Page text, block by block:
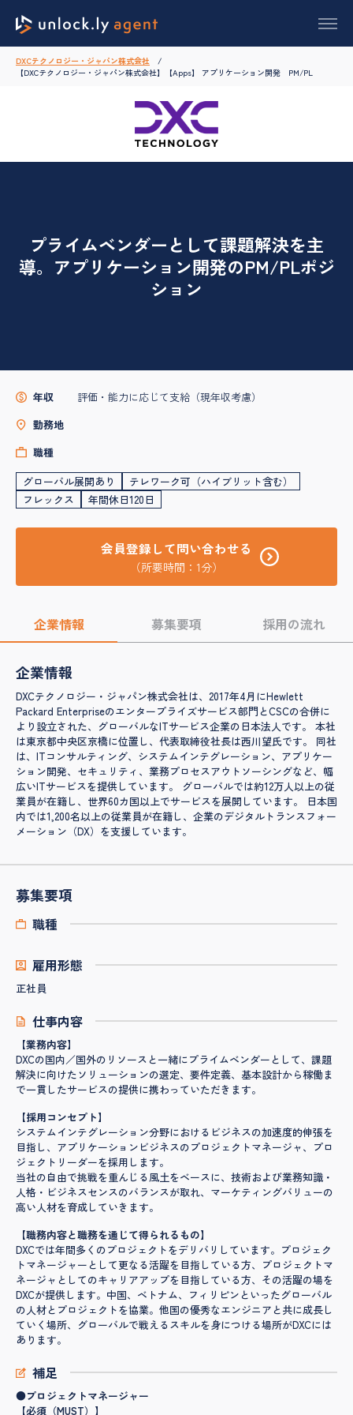
DXCテクノロジー・ジャパン株式会社
【DXCテクノロジー・ジャパン株式会社】【Apps】 アプリケーション開発 PM/PL
プライムベンダーとして課題解決を主
導。アプリケーション開発のPM/PLポジ
ション
年収
評価・能力に応じて支給（現年収考慮）
勤務地
職種
グローバル展開あり
テレワーク可（ハイブリット含む）
フレックス
年間休日120日
会員登録して問い合わせる
（所要時間：1分）
企業情報 募集要項 採用の流れ
企業情報
​DXCテクノロジー・ジャパン株式会社は、2017年4月にHewlett
Packard Enterpriseのエンタープライズサービス部門とCSCの合併に
より設立された、グローバルなITサービス企業の日本法人です。 ​本社
は東京都中央区京橋に位置し、代表取締役社長は西川望氏です。 ​同社
は、ITコンサルティング、システムインテグレーション、アプリケー
ション開発、セキュリティ、業務プロセスアウトソーシングなど、幅
広いITサービスを提供しています。 ​グローバルでは約12万人以上の従
業員が在籍し、世界60カ国以上でサービスを展開しています。 ​日本国
内では1,200名以上の従業員が在籍し、企業のデジタルトランスフォー
メーション（DX）を支援しています。
募集要項
職種
雇用形態
正社員
仕事内容
【業務内容】
DXCの国内／国外のリソースと一緒にプライムベンダーとして、課題
解決に向けたソリューションの選定、要件定義、基本設計から稼働ま
で一貫したサービスの提供に携わっていただきます。
【採用コンセプト】
システムインテグレーション分野におけるビジネスの加速度的伸張を
目指し、アプリケーションビジネスのプロジェクトマネージャ、プロ
ジェクトリーダーを採用します。
当社の自由で挑戦を重んじる風土をベースに、技術および業務知識・
人格・ビジネスセンスのバランスが取れ、マーケティングバリューの
高い人材を育成していきます。
【職務内容と職務を通じて得られるもの】
DXCでは年間多くのプロジェクトをデリバリしています。プロジェク
トマネージャーとして更なる活躍を目指している方、プロジェクトマ
ネージャとしてのキャリアアップを目指している方、その活躍の場を
DXCが提供します。中国、ベトナム、フィリピンといったグローバル
の人材とプロジェクトを協業。他国の優秀なエンジニアと共に成長し
ていく場所、グローバルで戦えるスキルを身につける場所がDXCには
あります。
補足
●プロジェクトマネージャー
【必須（MUST）】